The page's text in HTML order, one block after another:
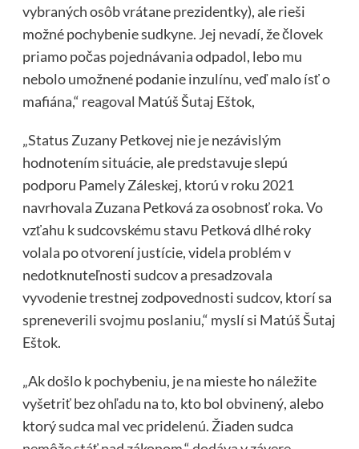
vybraných osôb vrátane prezidentky), ale rieši
možné pochybenie sudkyne. Jej nevadí, že človek
priamo počas pojednávania odpadol, lebo mu
nebolo umožnené podanie inzulínu, veď malo ísť o
mafiána,“ reagoval Matúš Šutaj Eštok,
„Status Zuzany Petkovej nie je nezávislým
hodnotením situácie, ale predstavuje slepú
podporu Pamely Záleskej, ktorú v roku 2021
navrhovala Zuzana Petková za osobnosť roka. Vo
vzťahu k sudcovskému stavu Petková dlhé roky
volala po otvorení justície, videla problém v
nedotknuteľnosti sudcov a presadzovala
vyvodenie trestnej zodpovednosti sudcov, ktorí sa
spreneverili svojmu poslaniu,“ myslí si Matúš Šutaj
Eštok.
„Ak došlo k pochybeniu, je na mieste ho náležite
vyšetriť bez ohľadu na to, kto bol obvinený, alebo
ktorý sudca mal vec pridelenú. Žiaden sudca